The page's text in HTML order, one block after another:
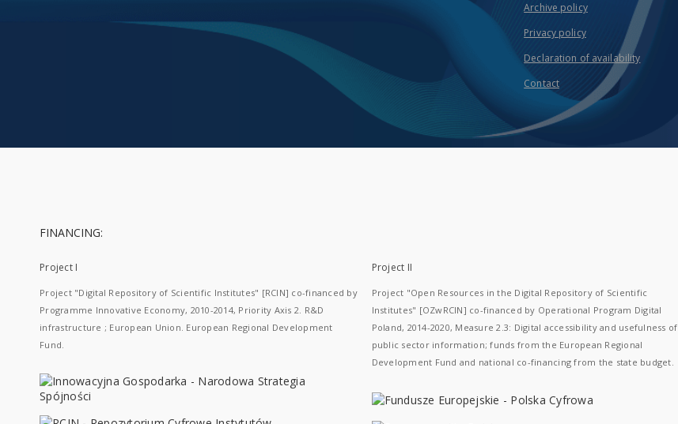
Archive policy
Privacy policy
Declaration of availability
Contact
FINANCING:
Project I
Project "Digital Repository of Scientific Institutes" [RCIN] co-financed by
Programme Innovative Economy, 2010-2014, Priority Axis 2. R&D
infrastructure ; European Union. European Regional Development
Fund.
Project II
Project "Open Resources in the Digital Repository of Scientific
Institutes" [OZwRCIN] co-financed by Operational Program Digital
Poland, 2014-2020, Measure 2.3: Digital accessibility and usefulness of
public sector information; funds from the European Regional
Development Fund and national co-financing from the state budget.